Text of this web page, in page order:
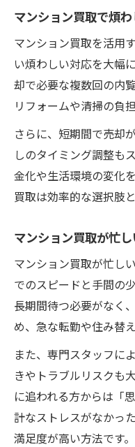
マンション買取で煩
マンション買取を活用
い煩わしい対応を大幅
却で必要な複数回の内
リフォームや清掃の負
さらに、短期間で売却
しのタイミング調整も
金化や生活環境の変化
買取は効率的な選択肢
マンション買取が忙
マンション買取が忙し
でのスピードと手間の
長期間待つ必要がなく
め、急な転勤や住み替
また、専門スタッフに
きやトラブルリスクも
に追われる方からは「
計なストレスがなかっ
満足度が高い方法です。